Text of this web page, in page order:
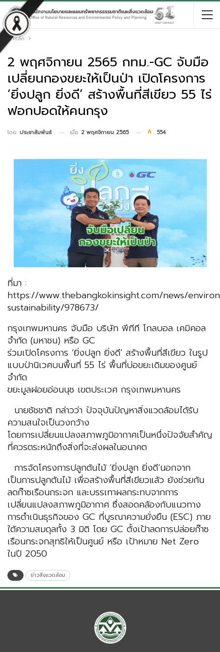
หน้าหลัก
2 พฤศจิกายน 2565 กทม.-GC จับมือ
เปลี่ยนกองขยะให้เป็นป่า เปิดโครงการ
‘ยิ่งปลูก ยิ่งดี’ สร้างพื้นที่สีเขียว 55 ไร่
ฟอกปอดให้คนกรุง
โดย ประชาสัมพันธ์ เมื่อ 2 พฤศจิกายน 2565 554
ที่มา :
https://www.thebangkokinsight.com/news/
sustainability/978673/
กรุงเทพมหานคร จับมือ บริษัท พีทีที โกลบอล เคมิคอล
จำกัด (มหาชน) หรือ GC
ร่วมเปิดโครงการ ‘ยิ่งปลูก ยิ่งดี’ สร้างพื้นที่สีเขียว ในรูป
แบบป่านิเวศบนพื้นที่ 55 ไร่ พื้นที่บ่อขยะเดิมของศูนย์
จำกัด
ขยะมูลฝอยอ่อนนุช เขตประเวศ กรุงเทพมหานคร
นายชัชชาติ กล่าวว่า ปัจจุบันปัญหาสิ่งแวดล้อมได้รับ
ความสนใจเป็นวงกว้าง
โดยการเปลี่ยนแปลงสภาพภูมิอากาศเป็นหนึ่งปัจจัยสำคัญ
ที่ควรตระหนักถึงสิ่งที่จะส่งผลในอนาคต
การจัดโครงการปลูกต้นไม้ ‘ยิ่งปลูก ยิ่งดี’นอกจาก
เป็นการปลูกต้นไม้ เพื่อสร้างพื้นที่สีเขียวแล้ว ยังช่วยกัน
ลดก๊าซเรือนกระจก และบรรเทาผลกระทบจากการ
เปลี่ยนแปลงสภาพภูมิอากาศ ซึ่งสอดคล้องกับแนวทาง
การดำเนินธุรกิจของ GC ที่บูรณาความยั่งยืน (ESC) ภาย
ใต้ความสมดุลทั้ง 3 มิติ โดย GC ตั้งเป้าลดการปล่อยก๊าซ
เรือนกระจกสุทธิให้เป็นศูนย์ หรือ เป้าหมาย Net Zero
ในปี 2050
ข่าวสิ่งแวดล้อม